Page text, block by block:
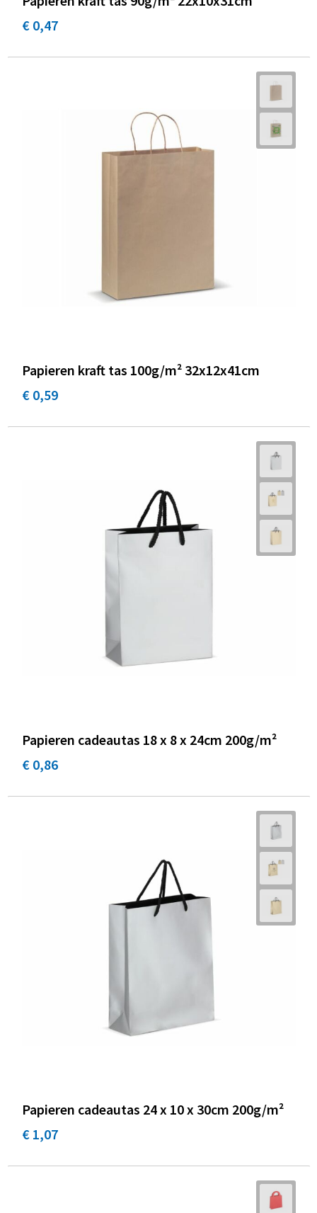
€ 0,47
Papieren kraft tas 100g/m² 32x12x41cm
€ 0,59
Papieren cadeautas 18 x 8 x 24cm 200g/m²
€ 0,86
Papieren cadeautas 24 x 10 x 30cm 200g/m²
€ 1,07